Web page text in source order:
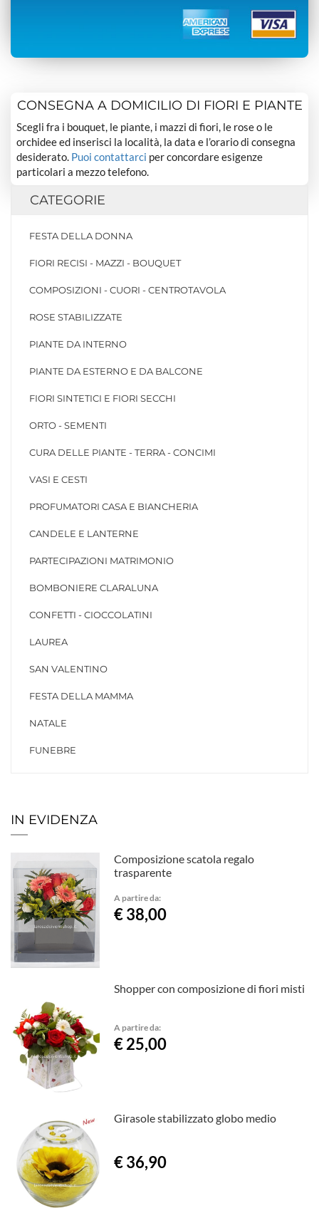
CONSEGNA A DOMICILIO DI FIORI E PIANTE
Scegli fra i bouquet, le piante, i mazzi di fiori, le rose o le
orchidee ed inserisci la località, la data e l’orario di consegna
desiderato. Puoi contattarci per concordare esigenze
particolari a mezzo telefono.
CATEGORIE
FESTA DELLA DONNA
FIORI RECISI - MAZZI - BOUQUET
COMPOSIZIONI - CUORI - CENTROTAVOLA
ROSE STABILIZZATE
PIANTE DA INTERNO
PIANTE DA ESTERNO E DA BALCONE
FIORI SINTETICI E FIORI SECCHI
ORTO - SEMENTI
CURA DELLE PIANTE - TERRA - CONCIMI
VASI E CESTI
PROFUMATORI CASA E BIANCHERIA
CANDELE E LANTERNE
PARTECIPAZIONI MATRIMONIO
BOMBONIERE CLARALUNA
CONFETTI - CIOCCOLATINI
LAUREA
SAN VALENTINO
FESTA DELLA MAMMA
NATALE
FUNEBRE
IN EVIDENZA
Composizione scatola regalo
trasparente
A partire da:
€ 38,00
Shopper con composizione di fiori misti
A partire da:
€ 25,00
Girasole stabilizzato globo medio
€ 36,90